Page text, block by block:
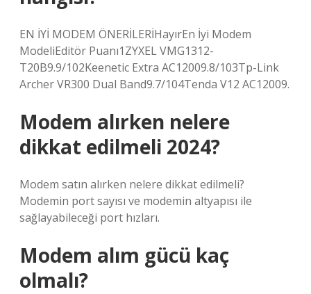
EN İYİ MODEM ÖNERİLERİHayırEn İyi Modem
ModeliEditör Puanı1ZYXEL VMG1312-
T20B9.9/102Keenetic Extra AC12009.8/103Tp-Link
Archer VR300 Dual Band9.7/104Tenda V12 AC12009.
Modem alırken nelere
dikkat edilmeli 2024?
Modem satın alırken nelere dikkat edilmeli?
Modemin port sayısı ve modemin altyapısı ile
sağlayabileceği port hızları.
Modem alım gücü kaç
olmalı?